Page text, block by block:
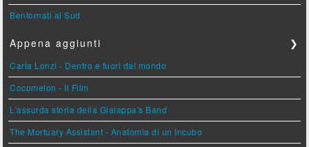
Bentornati al Sud
Appena aggiunti ❯
Carla Lonzi - Dentro e fuori dal mondo
Cocomelon - Il Film
L'assurda storia della Gialappa's Band
The Mortuary Assistant - Anatomia di un Incubo